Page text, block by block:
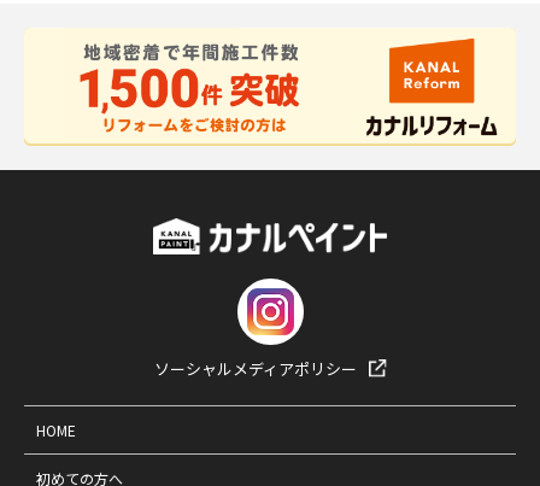
ソーシャルメディアポリシー
HOME
初めての方へ